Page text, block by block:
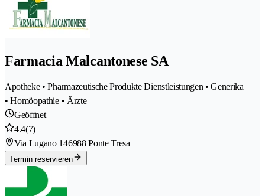
Farmacia Malcantonese SA
Apotheke • Pharmazeutische Produkte Dienstleistungen • Generika
• Homöopathie • Ärzte
Geöffnet
4.4(7)
Via Lugano 146988 Ponte Tresa
Termin reservieren